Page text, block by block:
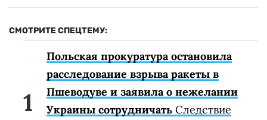
СМОТРИТЕ СПЕЦТЕМУ:
Польская прокуратура остановила
расследование взрыва ракеты в
Пшеводуве и заявила о нежелании
Украины сотрудничать Следствие